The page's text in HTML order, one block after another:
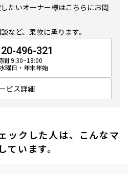
たいオーナー様はこちらにお問
など、柔軟に承ります。
496-321
間 9:30~18:00
曜日・年末年始
ビス詳細
ックした人は、こんなマ
います。